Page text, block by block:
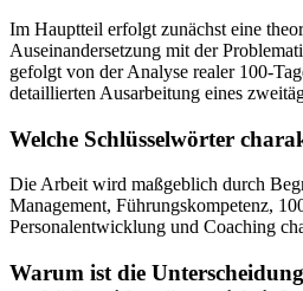
Im Hauptteil erfolgt zunächst eine
Auseinandersetzung mit der
gefolgt von der Analyse realer 100-
detaillierten Ausarbeitung eines
Welche Schlüsselwörter
Die Arbeit wird maßgeblich durch
Management, Führungskompetenz,
Personalentwicklung und Coaching
Warum ist die